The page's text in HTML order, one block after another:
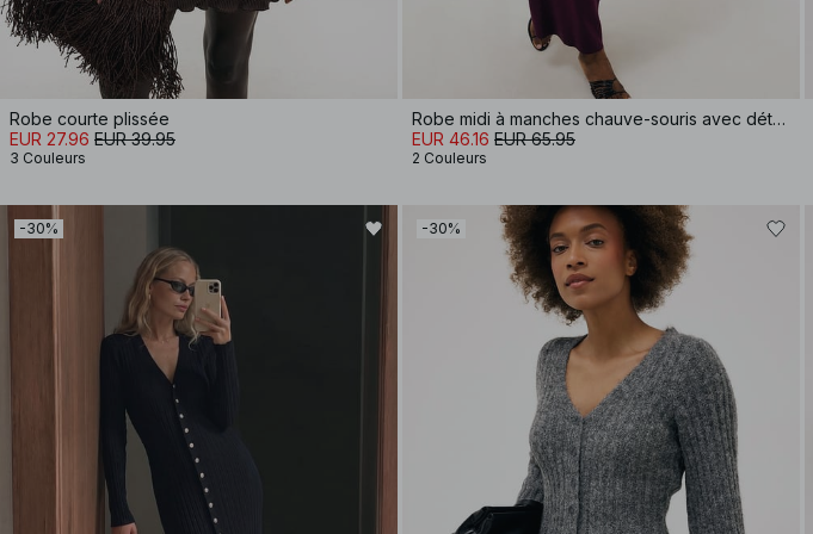
Robe courte plissée
EUR 27.96 EUR 39.95
3 Couleurs
Robe midi à manches chauve-souris avec détail de couture
EUR 46.16 EUR 65.95
2 Couleurs
-30% -30%